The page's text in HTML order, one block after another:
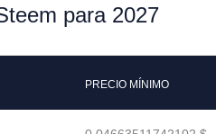
para 2027
PRECIO MÍNIMO